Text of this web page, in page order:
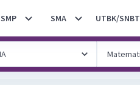
SMP SMA UTBK/SNBT